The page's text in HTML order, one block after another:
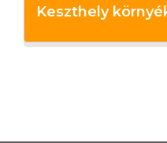
Keszthely